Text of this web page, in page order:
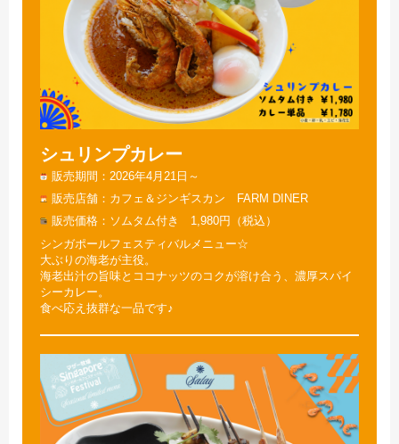
シュリンプカレー
販売期間
2026年4月21日～
販売店舗
カフェ＆ジンギスカン FARM DINER
販売価格
ソムタム付き 1,980円（税込）
シンガポールフェスティバルメニュー☆
大ぶりの海老が主役。
海老出汁の旨味とココナッツのコクが溶け合う、濃厚スパイ
シーカレー。
食べ応え抜群な一品です♪